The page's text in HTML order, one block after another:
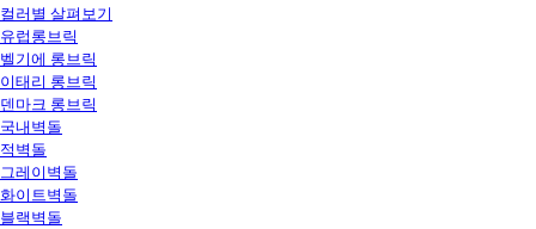
컬러별 살펴보기
유럽롱브릭
벨기에 롱브릭
이태리 롱브릭
덴마크 롱브릭
국내벽돌
적벽돌
그레이벽돌
화이트벽돌
블랙벽돌